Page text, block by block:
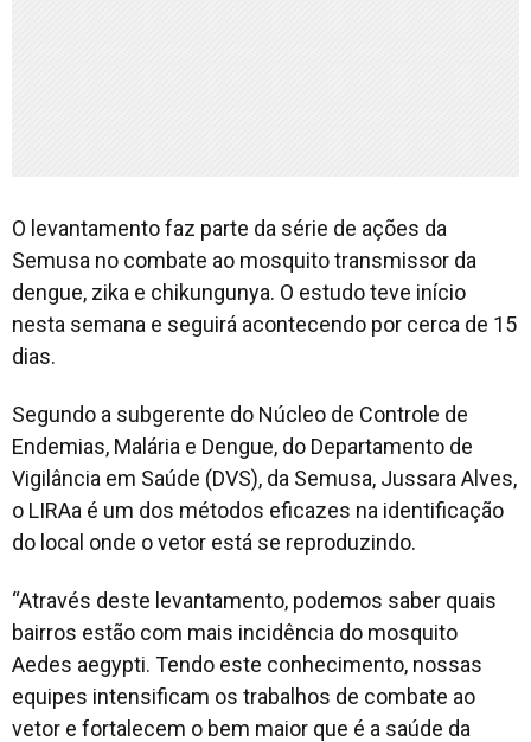
O levantamento faz parte da série de ações da
Semusa no combate ao mosquito transmissor da
dengue, zika e chikungunya. O estudo teve início
nesta semana e seguirá acontecendo por cerca de 15
dias.
Segundo a subgerente do Núcleo de Controle de
Endemias, Malária e Dengue, do Departamento de
Vigilância em Saúde (DVS), da Semusa, Jussara Alves,
o LIRAa é um dos métodos eficazes na identificação
do local onde o vetor está se reproduzindo.
“Através deste levantamento, podemos saber quais
bairros estão com mais incidência do mosquito
Aedes aegypti. Tendo este conhecimento, nossas
equipes intensificam os trabalhos de combate ao
vetor e fortalecem o bem maior que é a saúde da